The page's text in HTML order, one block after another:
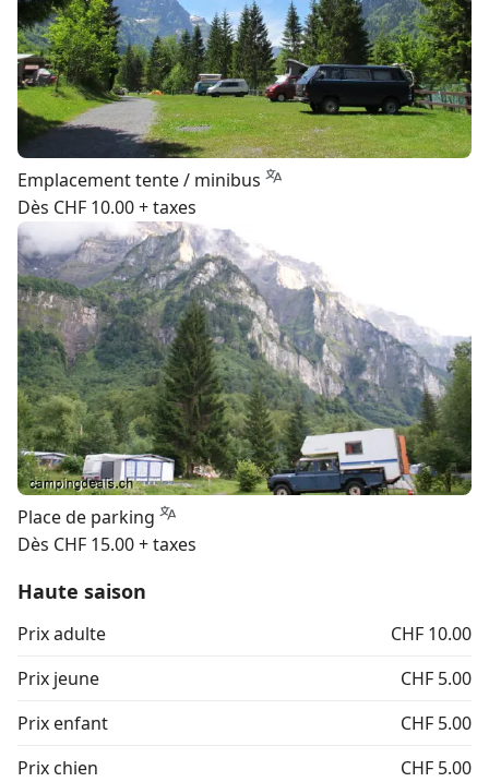
Emplacement tente / minibus
Dès CHF 10.00 + taxes
Place de parking
Dès CHF 15.00 + taxes
Haute saison
Prix adulte
CHF 10.00
Prix jeune
CHF 5.00
Prix enfant
CHF 5.00
Prix chien
CHF 5.00